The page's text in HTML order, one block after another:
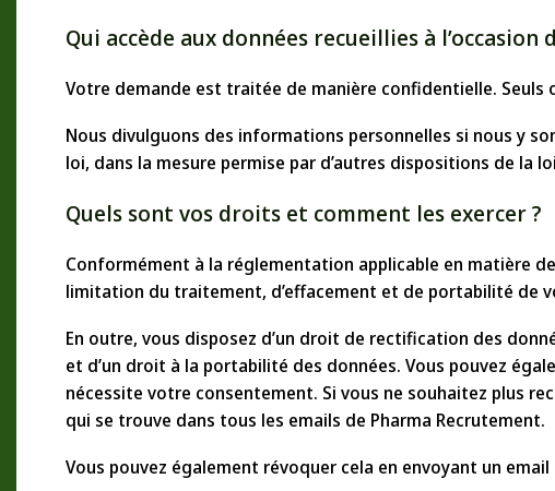
Qui accède aux données recueillies à
Votre demande est traitée de manière confidentielle. Seuls
Nous divulguons des informations personnelles si nous y
loi, dans la mesure permise par d’autres dispositions de
Quels sont vos droits et comment les exercer ?
Conformément à la réglementation applicable en matière
limitation du traitement, d’effacement et de portabilité de
En outre, vous disposez d’un droit de rectification des
et d’un droit à la portabilité des données. Vous pouvez
nécessite votre consentement. Si vous ne souhaitez plus
qui se trouve dans tous les emails de Pharma Recrutement.
Vous pouvez également révoquer cela en envoyant un email